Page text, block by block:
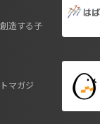
造する子
マガジ